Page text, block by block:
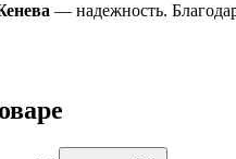
— надежность.